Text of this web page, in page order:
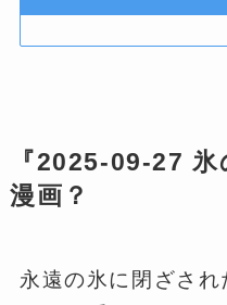
『2025-09-27
漫画？
永遠の氷に閉ざされ